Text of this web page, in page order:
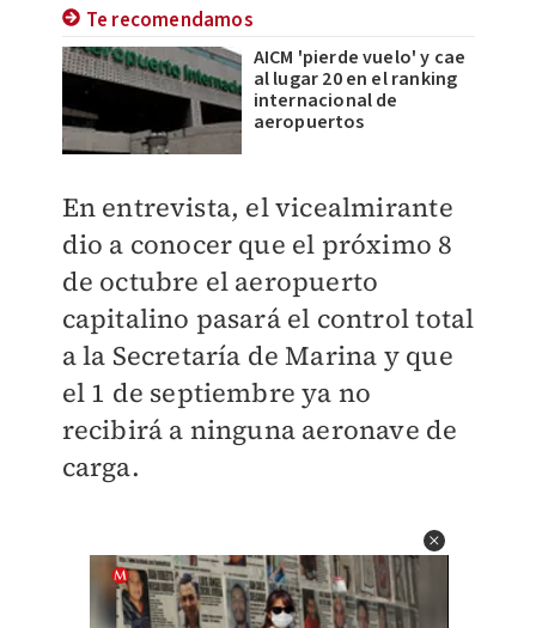
Te recomendamos
AICM 'pierde vuelo' y cae
al lugar 20 en el ranking
internacional de
aeropuertos
En entrevista, el vicealmirante
dio a conocer que el próximo 8
de octubre el aeropuerto
capitalino pasará el control total
a la Secretaría de Marina y que
el 1 de septiembre ya no
recibirá a ninguna aeronave de
carga.